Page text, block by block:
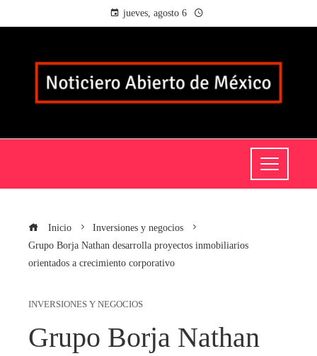
jueves, agosto 6
Inicio
Inversiones y negocios
Grupo Borja Nathan desarrolla proyectos inmobiliarios
orientados a crecimiento corporativo
INVERSIONES Y NEGOCIOS
Grupo Borja Nathan